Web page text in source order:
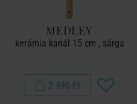
MEDLEY
kerámia kanál 15 cm , sárga
2 490 Ft